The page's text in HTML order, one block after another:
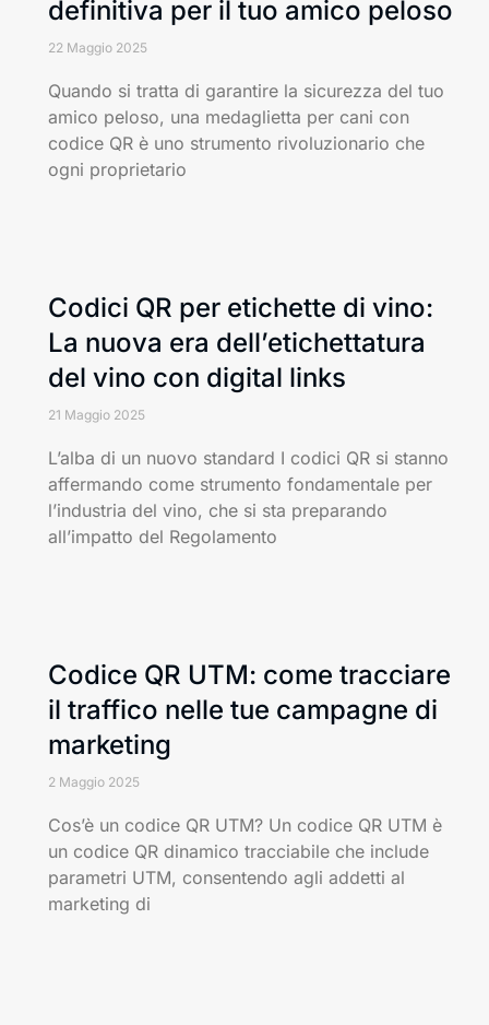
definitiva per il tuo amico peloso
22 Maggio 2025
Quando si tratta di garantire la sicurezza del tuo
amico peloso, una medaglietta per cani con
codice QR è uno strumento rivoluzionario che
ogni proprietario
Codici QR per etichette di vino:
La nuova era dell’etichettatura
del vino con digital links
21 Maggio 2025
L’alba di un nuovo standard I codici QR si stanno
affermando come strumento fondamentale per
l’industria del vino, che si sta preparando
all’impatto del Regolamento
Codice QR UTM: come tracciare
il traffico nelle tue campagne di
marketing
2 Maggio 2025
Cos’è un codice QR UTM? Un codice QR UTM è
un codice QR dinamico tracciabile che include
parametri UTM, consentendo agli addetti al
marketing di